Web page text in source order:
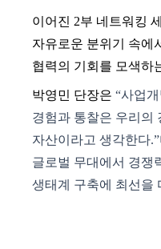
이어진 2부 네트워킹
자유로운 분위기 속에
협력의 기회를 모색하
박영민 단장은 “사업
경험과 통찰은 우리의
자산이라고 생각한다.”
글로벌 무대에서 경쟁
생태계 구축에 최선을